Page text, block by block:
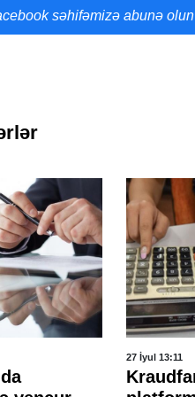
səhifəmizə abunə olun
27 İyul 13:11